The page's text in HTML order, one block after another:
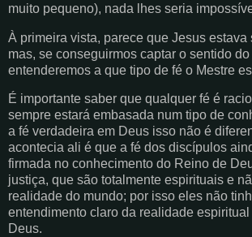
muito pequeno), nada lhes seria
À primeira vista, parece que Jesus estava
mas, se conseguirmos captar o sentido
entenderemos a que tipo de fé o Mestre
É importante saber que qualquer fé é
sempre estará embasada num tipo de
a fé verdadeira em Deus isso não é
acontecia ali é que a fé dos discípulos
firmada no conhecimento do Reino de
justiça, que são totalmente espirituais e
realidade do mundo; por isso eles não
entendimento claro da realidade
Deus.